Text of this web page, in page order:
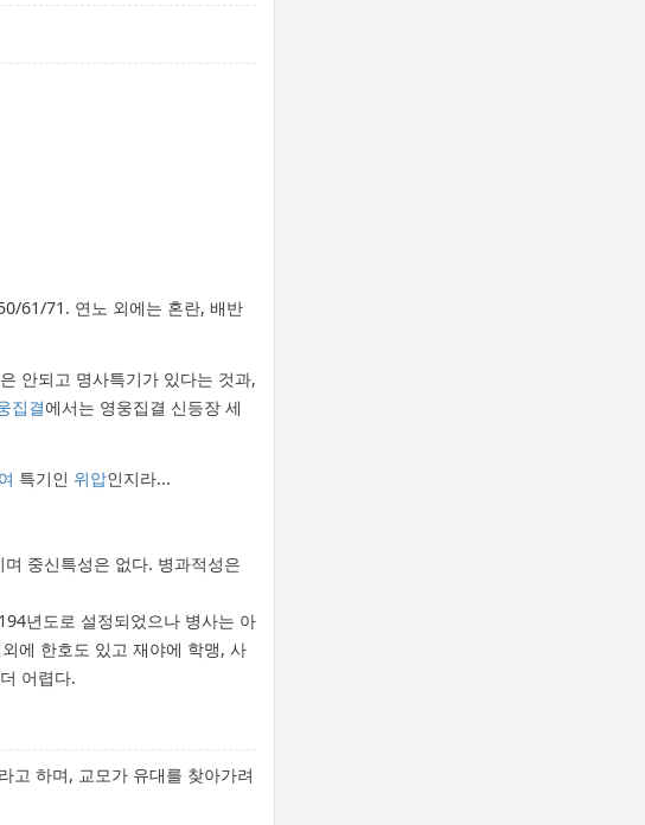
61/71. 연노 외에는 혼란, 배반
안되고 명사특기가 있다는 것과,
집결에서는 영웅집결 신등장 세
특기인 위압인지라...
중신특성은 없다. 병과적성은
년도로 설정되었으나 병사는 아
에 한호도 있고 재야에 학맹, 사
어렵다.
고 하며, 교모가 유대를 찾아가려